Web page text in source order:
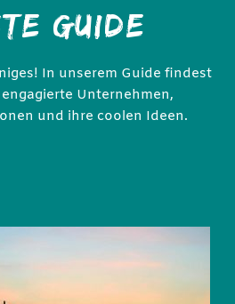
GUIDE
In unserem Guide findest
Unternehmen,
und ihre coolen Ideen.